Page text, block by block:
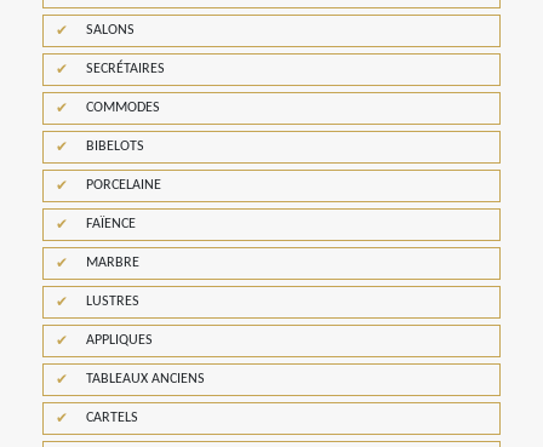
SALONS
SECRÉTAIRES
COMMODES
BIBELOTS
PORCELAINE
FAÏENCE
MARBRE
LUSTRES
APPLIQUES
TABLEAUX ANCIENS
CARTELS